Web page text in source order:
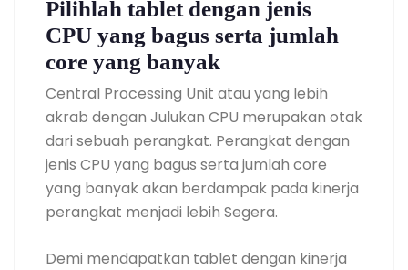
Pilihlah tablet dengan jenis
CPU yang bagus serta jumlah
core yang banyak
Central Processing Unit atau yang lebih
akrab dengan Julukan CPU merupakan otak
dari sebuah perangkat. Perangkat dengan
jenis CPU yang bagus serta jumlah core
yang banyak akan berdampak pada kinerja
perangkat menjadi lebih Segera.
Demi mendapatkan tablet dengan kinerja